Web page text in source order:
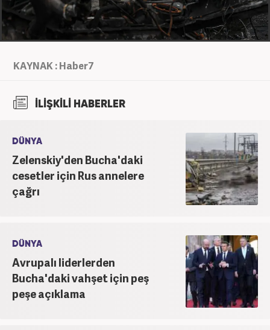
KAYNAK : Haber7
İLİŞKİLİ HABERLER
DÜNYA
Zelenskiy'den Bucha'daki
cesetler için Rus annelere
çağrı
DÜNYA
Avrupalı liderlerden
Bucha'daki vahşet için peş
peşe açıklama